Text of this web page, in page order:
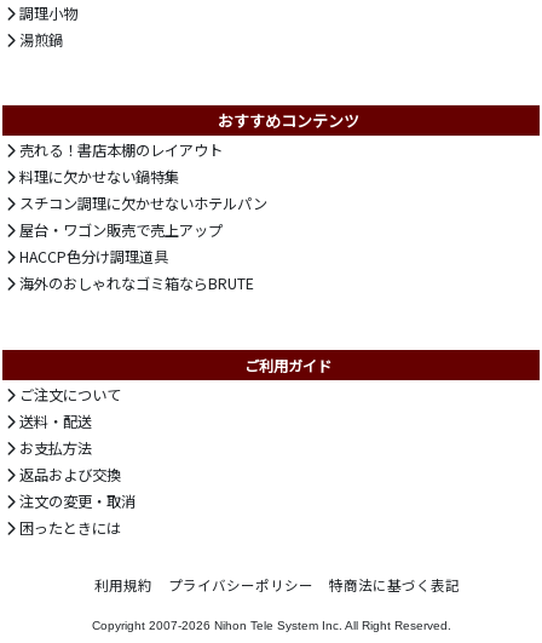
調理小物
湯煎鍋
おすすめコンテンツ
売れる！書店本棚のレイアウト
料理に欠かせない鍋特集
スチコン調理に欠かせないホテルパン
屋台・ワゴン販売で売上アップ
HACCP色分け調理道具
海外のおしゃれなゴミ箱ならBRUTE
ご利用ガイド
ご注文について
送料・配送
お支払方法
返品および交換
注文の変更・取消
困ったときには
利用規約 プライバシーポリシー 特商法に基づく表記
Copyright 2007-2026 Nihon Tele System Inc. All Right Reserved.